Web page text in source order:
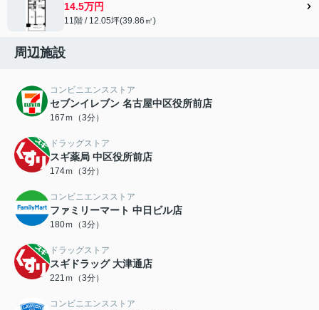
14.5万円
11階 / 12.05坪(39.86㎡)
周辺施設
コンビニエンスストア
セブンイレブン 名古屋中区役所前店
167ｍ（3分）
ドラッグストア
スギ薬局 中区役所前店
174ｍ（3分）
コンビニエンスストア
ファミリーマート 中日ビル店
180ｍ（3分）
ドラッグストア
スギドラッグ 大津通店
221ｍ（3分）
コンビニエンスストア